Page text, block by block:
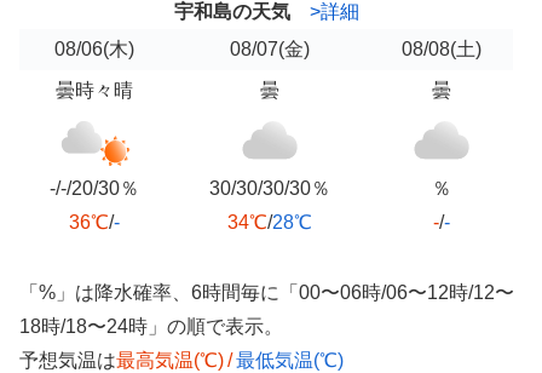
宇和島の天気
>詳細
08/06(木) 08/07(金) 08/08(土)
曇時々晴
-/-/20/30％
36℃/-
曇
30/30/30/30％
34℃/28℃
曇
％
-/-
「%」は降水確率、6時間毎に「00〜06時/06〜12時/12〜
18時/18〜24時」の順で表示。
予想気温は最高気温(℃)/最低気温(℃)